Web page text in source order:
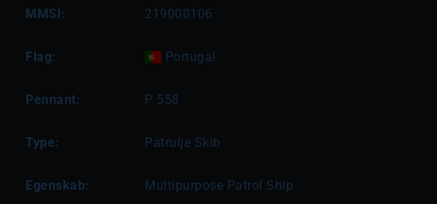
MMSI: 219000106
Flag: Portugal
Pennant: P 558
Type: Patrulje Skib
Egenskab: Multipurpose Patrol Ship